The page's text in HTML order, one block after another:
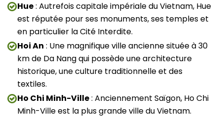
Hue: Autrefois capitale impériale du Vietnam, Hue
est réputée pour ses monuments, ses temples et
en particulier la Cité Interdite.
Hoi An : Une magnifique ville ancienne située à 30
km de Da Nang qui possède une architecture
historique, une culture traditionnelle et des
textiles.
Ho Chi Minh-Ville: Anciennement Saïgon, Ho Chi
Minh-Ville est la plus grande ville du Vietnam.